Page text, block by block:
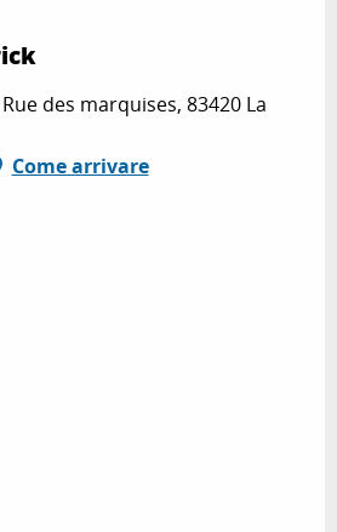
des marquises, 83420 La
Come arrivare